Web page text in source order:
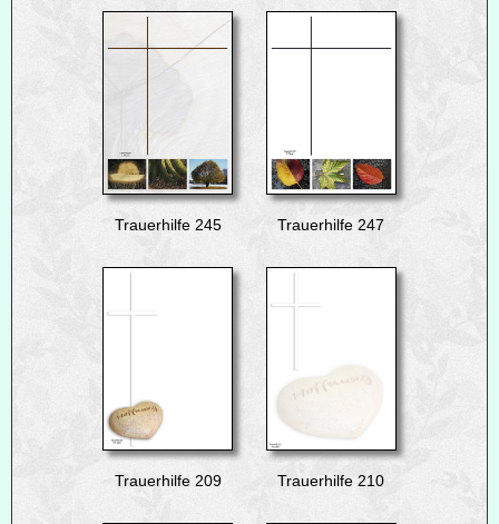
Trauerhilfe 245 Trauerhilfe 247
Trauerhilfe 209 Trauerhilfe 210